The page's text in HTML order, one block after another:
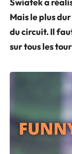
Mais le plus
du circuit. Il
sur tous les